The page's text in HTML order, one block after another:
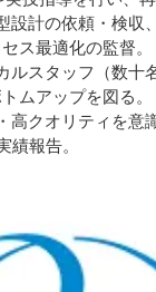
設計の依頼・検収
ス最適化の監督。
ルスタッフ（数十
ムアップを図る。
高クオリティを意
報告。